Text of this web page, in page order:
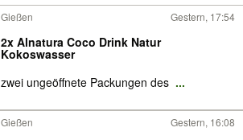
Gießen Gestern, 17:54
2x Alnatura Coco Drink Natur
Kokoswasser
zwei ungeöffnete Packungen des ...
Gießen Gestern, 16:08